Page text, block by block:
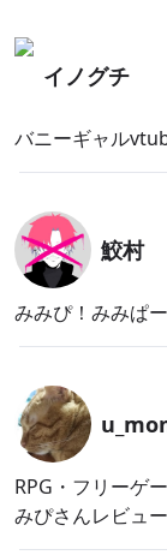
イノグチ
バニーギャル
鮫村
みみぴ！みみぱ
RPG・フリーゲ
みぴさんレビュ